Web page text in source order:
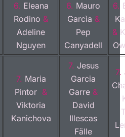
6. Eleana
Rodino &
Adeline
Nguyen
6. Mauro
Garcìa &
Pep
Canyadell
6.
&
7. Maria
Pintor &
Viktoria
Kanichova
7. Jesus
Garcia
Garre &
David
Illescas
Fälle
7.